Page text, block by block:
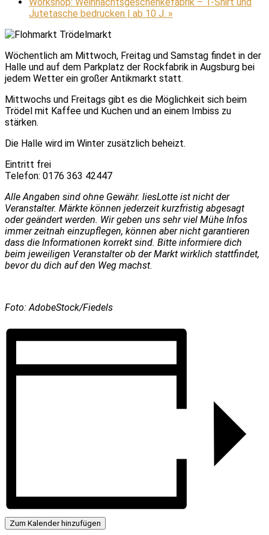
Jutetasche bedrucken | ab 10 J. »
Wöchentlich am Mittwoch, Freitag und Samstag findet in der
Halle und auf dem Parkplatz der Rockfabrik in Augsburg bei
jedem Wetter ein großer Antikmarkt statt.
Mittwochs und Freitags gibt es die Möglichkeit sich beim
Trödel mit Kaffee und Kuchen und an einem Imbiss zu
stärken.
Die Halle wird im Winter zusätzlich beheizt.
Eintritt frei
Telefon: 0176 363 42447
Alle Angaben sind ohne Gewähr. liesLotte ist nicht der
Veranstalter. Märkte können jederzeit kurzfristig abgesagt
oder geändert werden. Wir geben uns sehr viel Mühe Infos
immer zeitnah einzupflegen, können aber nicht garantieren
dass die Informationen korrekt sind. Bitte informiere dich
beim jeweiligen Veranstalter ob der Markt wirklich stattfindet,
bevor du dich auf den Weg machst.
Foto: AdobeStock/Fiedels
Zum Kalender hinzufügen